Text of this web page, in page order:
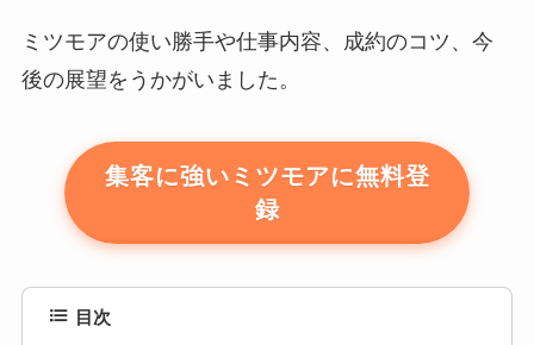
ミツモアの使い勝手や仕事内容、成約のコツ、今
後の展望をうかがいました。
集客に強いミツモアに無料登
録
目次